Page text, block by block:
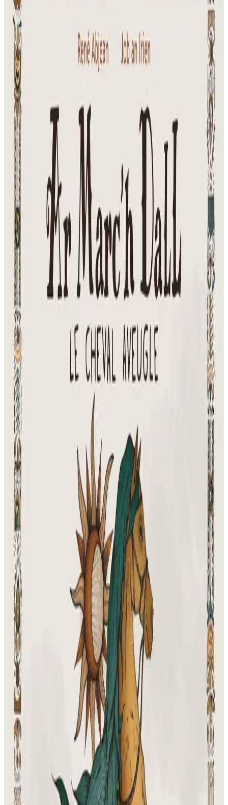
1 décembre 2022
Bro Nevez
This is a CD and a booklet for the composition Ar Marc'h Dall with
texts in breton composed by Job an Irien and music by René
Abjean.
Some 100 singers and musicians are engaged in this performance
which includes among others Véronique Autret, Gilles Servat,
Bulgarian Symphony Orchestra, singers from Corsica and
percussionists from the Bagad Kemper. While orchestral in scope
with solo singers and choir, you will also hear uilleann pipes,
bombards, binioù-kozh, and other instruments. I know of this work
from a 1980 recording on the Arion label. But it's renaissance here is
certainly a welcome one. The oratorio's theme is one of love for
Brittany and the renaissance of its music and culture.
Personnes en lien avec l'article
René Abjean Geoffrey Berniolle